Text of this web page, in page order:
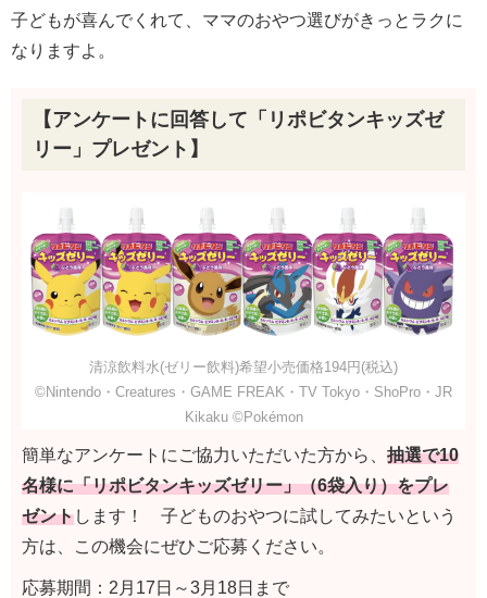
子どもが喜んでくれて、ママのおやつ選びがきっとラクに
なりますよ。
【アンケートに回答して「リポビタンキッズゼ
リー」プレゼント】
清涼飲料水(ゼリー飲料)希望小売価格194円(税込)
©Nintendo・Creatures・GAME FREAK・TV Tokyo・ShoPro・JR
Kikaku ©Pokémon
簡単なアンケートにご協力いただいた方から、 抽選で10
名様に「リポビタンキッズゼリー」（6袋入り）をプレ
ゼントします！ 子どものおやつに試してみたいという
方は、この機会にぜひご応募ください。
応募期間：2月17日～3月18日まで